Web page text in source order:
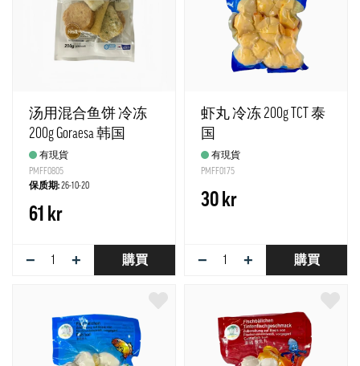
汤用混合鱼饼 冷冻
200g Goraesa 韩国
有現貨
PMFF0805
保质期:26-10-20
61 kr
− + 購買
虾丸 冷冻 200g TCT 泰
国
有現貨
PMFF0175
30 kr
− + 購買